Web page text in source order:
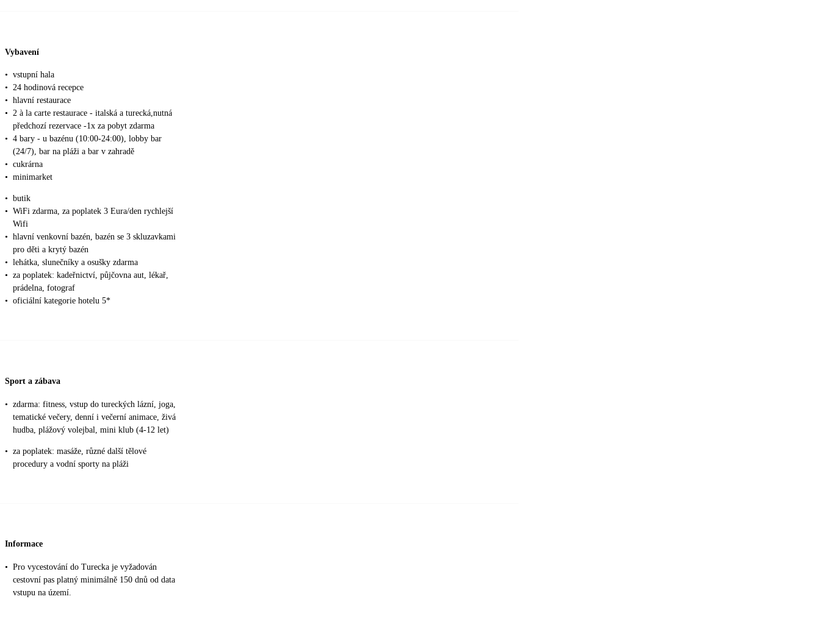
Vybavení
• vstupní hala
• 24 hodinová recepce
• hlavní restaurace
• 2 à la carte restaurace - italská a turecká,nutná
předchozí rezervace -1x za pobyt zdarma
• 4 bary - u bazénu (10:00-24:00), lobby bar
(24/7), bar na pláži a bar v zahradě
• cukrárna
• minimarket
• butik
• WiFi zdarma, za poplatek 3 Eura/den rychlejší
Wifi
• hlavní venkovní bazén, bazén se 3 skluzavkami
pro děti a krytý bazén
• lehátka, slunečníky a osušky zdarma
• za poplatek: kadeřnictví, půjčovna aut, lékař,
prádelna, fotograf
• oficiální kategorie hotelu 5*
Sport a zábava
• zdarma: fitness, vstup do tureckých lázní, joga,
tematické večery, denní i večerní animace, živá
hudba, plážový volejbal, mini klub (4-12 let)
• za poplatek: masáže, různé další tělové
procedury a vodní sporty na pláži
Informace
• Pro vycestování do Turecka je vyžadován
cestovní pas platný minimálně 150 dnů od data
vstupu na území.